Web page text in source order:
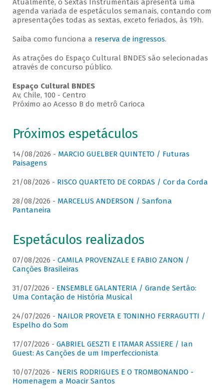
Atualmente, o Sextas Instrumentais apresenta uma
agenda variada de espetáculos semanais, contando com
apresentações todas as sextas, exceto feriados, às 19h.
Saiba como funciona a reserva de ingressos.
As atrações do Espaço Cultural BNDES são selecionadas
através de concurso público.
Espaço Cultural BNDES
Av, Chile, 100 - Centro
Próximo ao Acesso B do metrô Carioca
Próximos espetáculos
14/08/2026 - MARCIO GUELBER QUINTETO / Futuras
Paisagens
21/08/2026 - RISCO QUARTETO DE CORDAS / Cor da Corda
28/08/2026 - MARCELUS ANDERSON / Sanfona
Pantaneira
Espetáculos realizados
07/08/2026 - CAMILA PROVENZALE E FABIO ZANON /
Canções Brasileiras
31/07/2026 - ENSEMBLE GALANTERIA / Grande Sertão:
Uma Contação de História Musical
24/07/2026 - NAILOR PROVETA E TONINHO FERRAGUTTI /
Espelho do Som
17/07/2026 - GABRIEL GESZTI E ITAMAR ASSIERE / Ian
Guest: As Canções de um Imperfeccionista
10/07/2026 - NERIS RODRIGUES E O TROMBONANDO -
Homenagem a Moacir Santos